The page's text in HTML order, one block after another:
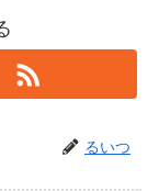
るいつ